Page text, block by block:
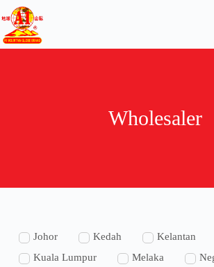
Wholesaler
Johor Kedah
Kelantan
Kuala Lumpur
Melaka